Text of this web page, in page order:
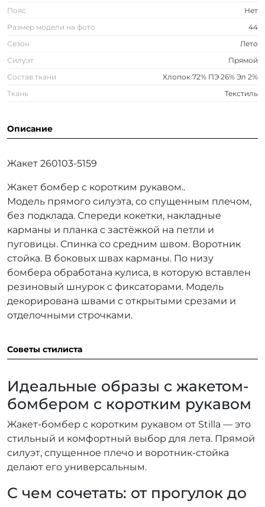
Пояс
Нет
Размер модели на фото
44
Сезон
Лето
Силуэт
Прямой
Состав ткани
Хлопок 72% ПЭ 26% Эл 2%
Ткань
Текстиль
Советы стилиста
Идеальные образы с жакетом-
бомбером с коротким рукавом
Жакет-бомбер с коротким рукавом от Stilla — это
стильный и комфортный выбор для лета. Прямой
силуэт, спущенное плечо и воротник-стойка
делают его универсальным.
С чем сочетать: от прогулок до
Описание
Жакет 260103-5159
Жакет бомбер с коротким рукавом..
Модель прямого силуэта, со спущенным плечом,
без подклада. Спереди кокетки, накладные
карманы и планка с застёжкой на петли и
пуговицы. Спинка со средним швом. Воротник
стойка. В боковых швах карманы. По низу
бомбера обработана кулиса, в которую вставлен
резиновый шнурок с фиксаторами. Модель
декорирована швами с открытыми срезами и
отделочными строчками.